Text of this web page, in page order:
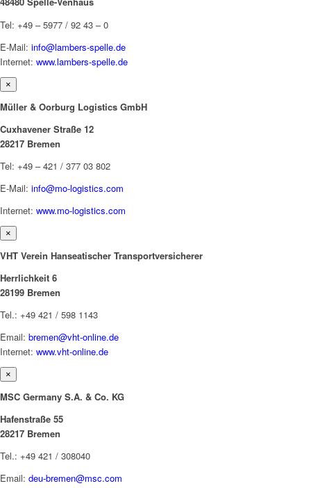
Tel: +49 – 5977 / 92 43 – 0
E-Mail: info@lambers-spelle.de
Internet: www.lambers-spelle.de
×
Müller & Oorburg Logistics GmbH
Cuxhavener Straße 12
28217 Bremen
Tel: +49 – 421 / 377 03 802
E-Mail: info@mo-logistics.com
Internet: www.mo-logistics.com
×
VHT Verein Hanseatischer Transportversicherer
Herrlichkeit 6
28199 Bremen
Tel.: +49 421 / 598 1143
Email: bremen@vht-online.de
Internet: www.vht-online.de
×
MSC Germany S.A. & Co. KG
Hafenstraße 55
28217 Bremen
Tel.: +49 421 / 308040
Email: deu-bremen@msc.com